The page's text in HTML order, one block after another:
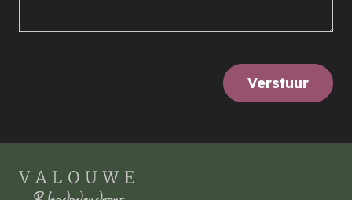
Verstuur